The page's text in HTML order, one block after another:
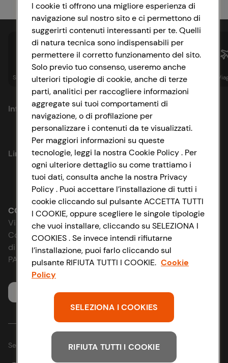
Spesa online Assicurazioni Sapori& Istituzionale
Informazioni
Privacy Policy
Cookie Policy
Impostazioni Cookie
Accessibilità
D&I e Parità di Genere
Strategia Fiscale
Link utili
Lavora con noi
Le cooperative
News & Approfondimenti
Richiami prodotto
Whistleblowing
CONAD SOCIETÀ COOPERATIVA
Via Michelino, 59 | 40127 BOLOGNA
Codice Fiscale e Registro Imprese
di Bologna 00865960157
PARTITA IVA 03320960374
Servizio clienti
Seguici sui Social:
I cookie ti offrono una migliore esperienza di
navigazione sul nostro sito e ci permettono di
suggerirti contenuti interessanti per te. Quelli
di natura tecnica sono indispensabili per
permettere il corretto funzionamento del sito.
Solo previo tuo consenso, useremo anche
ulteriori tipologie di cookie, anche di terze
parti, analitici per raccogliere informazioni
aggregate sui tuoi comportamenti di
navigazione, o di profilazione per
personalizzare i contenuti da te visualizzati.
Per maggiori informazioni su queste
tecnologie, leggi la nostra Cookie Policy . Per
ogni ulteriore dettaglio su come trattiamo i
tuoi dati, consulta anche la nostra Privacy
Policy . Puoi accettare l’installazione di tutti i
cookie cliccando sul pulsante ACCETTA TUTTI
I COOKIE, oppure scegliere le singole tipologie
che vuoi installare, cliccando su SELEZIONA I
COOKIES . Se invece intendi rifiutarne
l’installazione, puoi farlo cliccando sul
pulsante RIFIUTA TUTTI I COOKIE. Cookie
Policy
SELEZIONA I COOKIES
RIFIUTA TUTTI I COOKIE